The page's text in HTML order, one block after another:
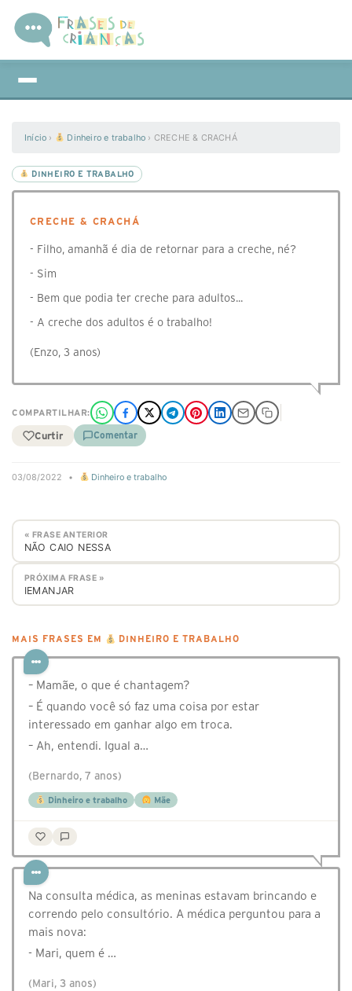
Início › Dinheiro e trabalho › CRECHE & CRACHÁ
DINHEIRO E TRABALHO
CRECHE & CRACHÁ
- Filho, amanhã é dia de retornar para a creche, né?
- Sim
- Bem que podia ter creche para adultos...
- A creche dos adultos é o trabalho!
(Enzo, 3 anos)
COMPARTILHAR:
Curtir Comentar
03/08/2022 • Dinheiro e trabalho
« FRASE ANTERIOR
NÃO CAIO NESSA
PRÓXIMA FRASE »
IEMANJAR
MAIS FRASES EM DINHEIRO E TRABALHO
– Mamãe, o que é chantagem?
– É quando você só faz uma coisa por estar
interessado em ganhar algo em troca.
– Ah, entendi. Igual a…
(Bernardo, 7 anos)
Dinheiro e trabalho Mãe
Na consulta médica, as meninas estavam brincando e
correndo pelo consultório. A médica perguntou para a
mais nova:
- Mari, quem é …
(Mari, 3 anos)